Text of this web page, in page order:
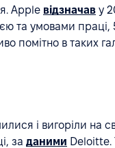
Apple відзначав у
та умовами
в таких
і вигоріли на
за даними Deloitte.